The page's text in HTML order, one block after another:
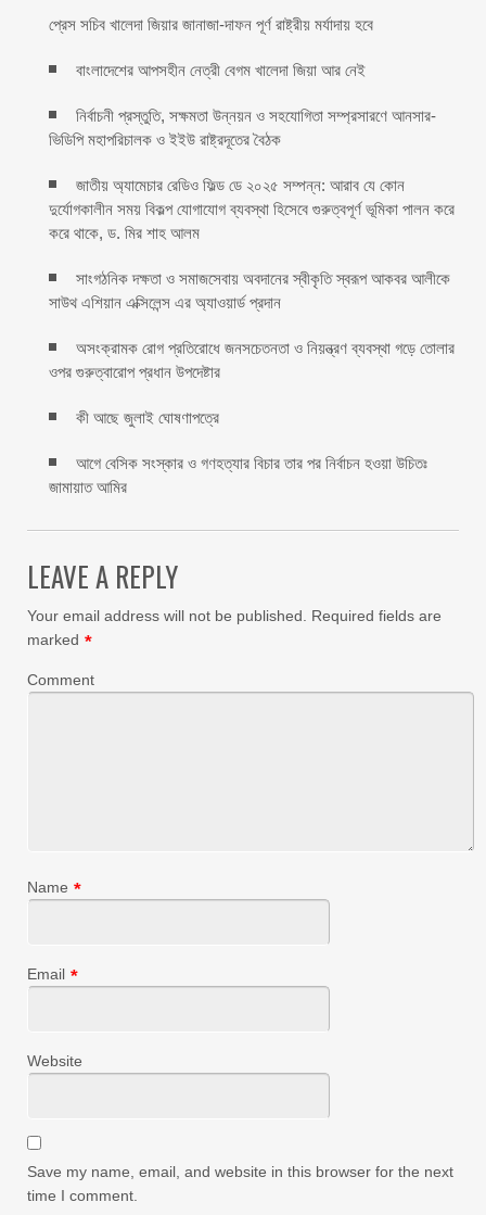
প্রেস সচিব খালেদা জিয়ার জানাজা-দাফন পূর্ণ রাষ্ট্রীয় মর্যাদায় হবে
বাংলাদেশের আপসহীন নেত্রী বেগম খালেদা জিয়া আর নেই
নির্বাচনী প্রস্তুতি, সক্ষমতা উন্নয়ন ও সহযোগিতা সম্প্রসারণে আনসার-
ভিডিপি মহাপরিচালক ও ইইউ রাষ্ট্রদূতের বৈঠক
জাতীয় অ্যামেচার রেডিও ফিল্ড ডে ২০২৫ সম্পন্ন: আরাব যে কোন
দুর্যোগকালীন সময় বিকল্প যোগাযোগ ব্যবস্থা হিসেবে গুরুত্বপূর্ণ ভূমিকা পালন করে
করে থাকে, ড. মির শাহ আলম
সাংগঠনিক দক্ষতা ও সমাজসেবায় অবদানের স্বীকৃতি স্বরূপ আকবর আলীকে
সাউথ এশিয়ান এক্সিলেন্স এর অ্যাওয়ার্ড প্রদান
অসংক্রামক রোগ প্রতিরোধে জনসচেতনতা ও নিয়ন্ত্রণ ব্যবস্থা গড়ে তোলার
ওপর গুরুত্বারোপ প্রধান উপদেষ্টার
কী আছে জুলাই ঘোষণাপত্রে
আগে বেসিক সংস্কার ও গণহত্যার বিচার তার পর নির্বাচন হওয়া উচিতঃ
জামায়াত আমির
LEAVE A REPLY
Your email address will not be published.
Required fields are
marked *
Comment
Name *
Email *
Website
Save my name, email, and website in this browser for the next
time I comment.